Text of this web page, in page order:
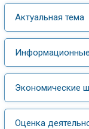
Актуальная тема
Информационные
Экономические
Оценка